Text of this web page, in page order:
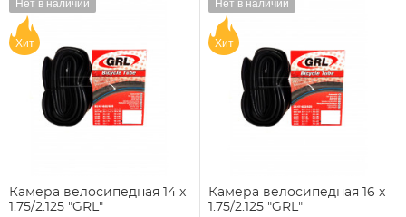
Камера велосипедная 14 x
1.75/2.125 "GRL"
Нет в наличии
Хит
Камера велосипедная 16 x
1.75/2.125 "GRL"
Нет в наличии
Хит